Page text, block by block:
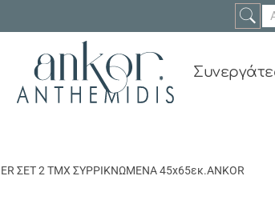
ΣΕΤ 2 ΤΜΧ ΣΥΡΡΙΚΝΩΜΕΝΑ 45x65εκ.ANKOR